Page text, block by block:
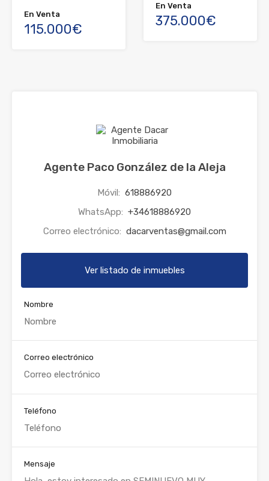
En Venta
115.000€
En Venta
375.000€
Agente Paco González de la Aleja
Móvil: 618886920
WhatsApp: +34618886920
Correo electrónico: dacarventas@gmail.com
Ver listado de inmuebles
Nombre
Correo electrónico
Teléfono
Mensaje